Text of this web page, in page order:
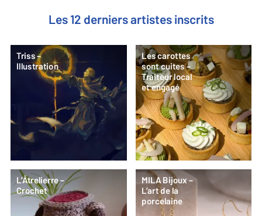
Les 12 derniers artistes inscrits
Triss –
Illustration
Les carottes
sont cuites –
Traiteur local
et engagé
L’Âtrelierre –
Crochet
MILA Bijoux –
L’art de la
porcelaine